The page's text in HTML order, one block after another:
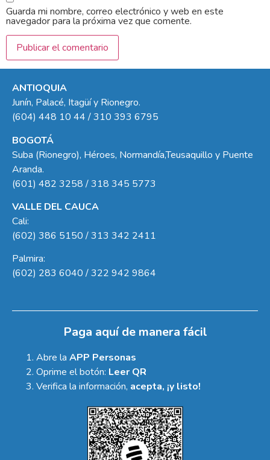
Guarda mi nombre, correo electrónico y web en este
navegador para la próxima vez que comente.
ANTIOQUIA
Junín, Palacé, Itagüí y Rionegro.
(604) 448 10 44 / 310 393 6795
BOGOTÁ
Suba (Rionegro), Héroes, Normandía,Teusaquillo y Puente
Aranda.
(601) 482 3258 / 318 345 5773
VALLE DEL CAUCA
Cali:
(602) 386 5150 / 313 342 2411
Palmira:
(602) 283 6040 / 322 942 9864
Paga aquí de manera fácil
Abre la APP Personas
Oprime el botón: Leer QR
Verifica la información, acepta, ¡y listo!